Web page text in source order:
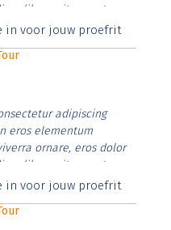
libero vitae erat.
id rutrum lorem
in voor jouw proefrit
adipiscing
eros elementum
ornare, eros dolor
libero vitae erat.
id rutrum lorem
in voor jouw proefrit